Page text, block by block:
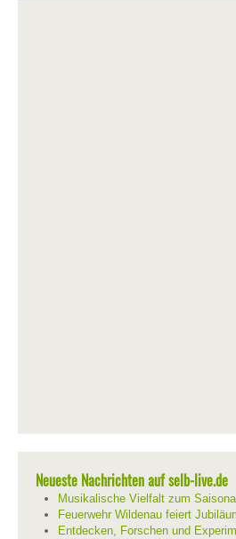
Neueste Nachrichten auf selb-live.de
Musikalische Vielfalt zum
Feuerwehr Wildenau feiert
Entdecken, Forschen und